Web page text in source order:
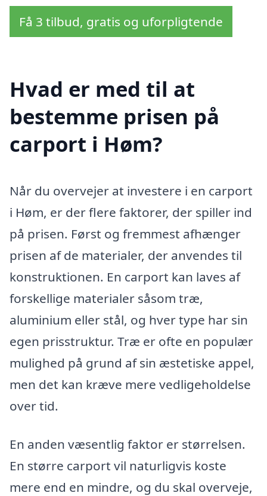
Få 3 tilbud, gratis og uforpligtende
Hvad er med til at
bestemme prisen på
carport i Høm?
Når du overvejer at investere i en carport
i Høm, er der flere faktorer, der spiller ind
på prisen. Først og fremmest afhænger
prisen af de materialer, der anvendes til
konstruktionen. En carport kan laves af
forskellige materialer såsom træ,
aluminium eller stål, og hver type har sin
egen prisstruktur. Træ er ofte en populær
mulighed på grund af sin æstetiske appel,
men det kan kræve mere vedligeholdelse
over tid.
En anden væsentlig faktor er størrelsen.
En større carport vil naturligvis koste
mere end en mindre, og du skal overveje,